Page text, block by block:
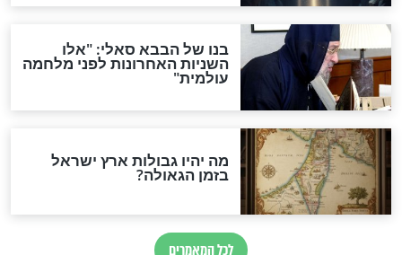
לכל המאמרים
להמתקת הדינים וביטול